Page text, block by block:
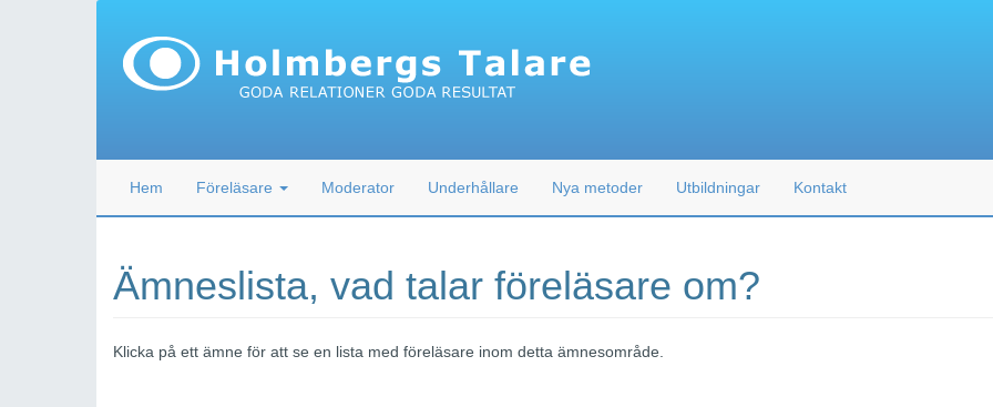
Hem Föreläsare Moderator Underhållare Nya metoder Utbildningar Kontakt
Ämneslista, vad talar föreläsare om?
Klicka på ett ämne för att se en lista med föreläsare inom detta ämnesområde.